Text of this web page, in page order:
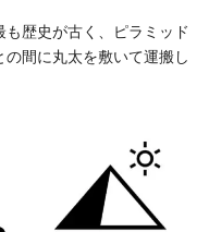
歴史が古く、ピラミッド
間に丸太を敷いて運搬し